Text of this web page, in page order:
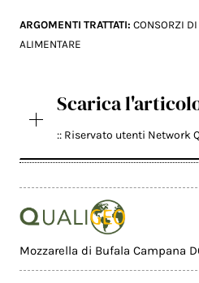
ARGOMENTI TRATTATI:CONSORZI DI
ALIMENTARE
Scarica
:: Riservato utenti Network
Mozzarella di Bufala Campana